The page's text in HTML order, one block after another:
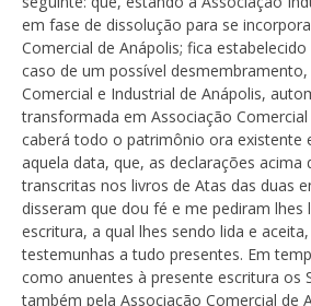
em fase de dissolução para se
Comercial de Anápolis; fica
caso de um possível
Comercial e Industrial de Anápolis,
transformada em Associação
caberá todo o patrimônio ora existente
aquela data, que, as declarações acima
transcritas nos livros de Atas das duas
disseram que dou fé e me pediram lhes
escritura, a qual lhes sendo lida e
testemunhas a tudo presentes. Em
como anuentes à presente escritura os
também pela Associação Comercial de